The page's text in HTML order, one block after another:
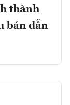
thành
bán dẫn